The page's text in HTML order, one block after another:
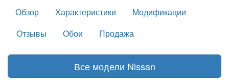
Обзор
Характеристики
Модификации
Отзывы
Обои Продажа
Все модели Nissan